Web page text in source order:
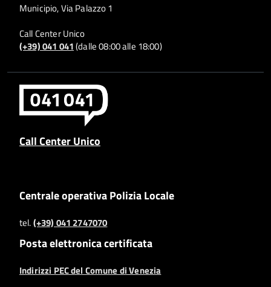
Municipio, Via Palazzo 1
Call Center Unico
(+39) 041 041(dalle 08:00 alle 18:00)
Call Center Unico
Centrale operativa Polizia Locale
tel.(+39) 041 2747070
Posta elettronica certificata
Indirizzi PEC del Comune di Venezia